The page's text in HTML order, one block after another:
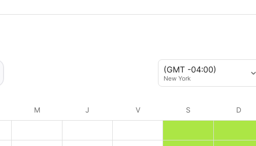
(GMT -04:00)
New York
M J V S D